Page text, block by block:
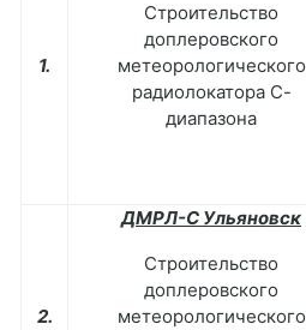
1.
Строительство
доплеровского
метеорологического
радиолокатора С-
диапазона
2.
ДМРЛ-С Ульяновск
Строительство
доплеровского
метеорологического